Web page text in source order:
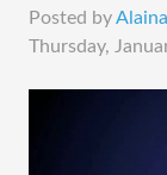
Posted by
Thursday,